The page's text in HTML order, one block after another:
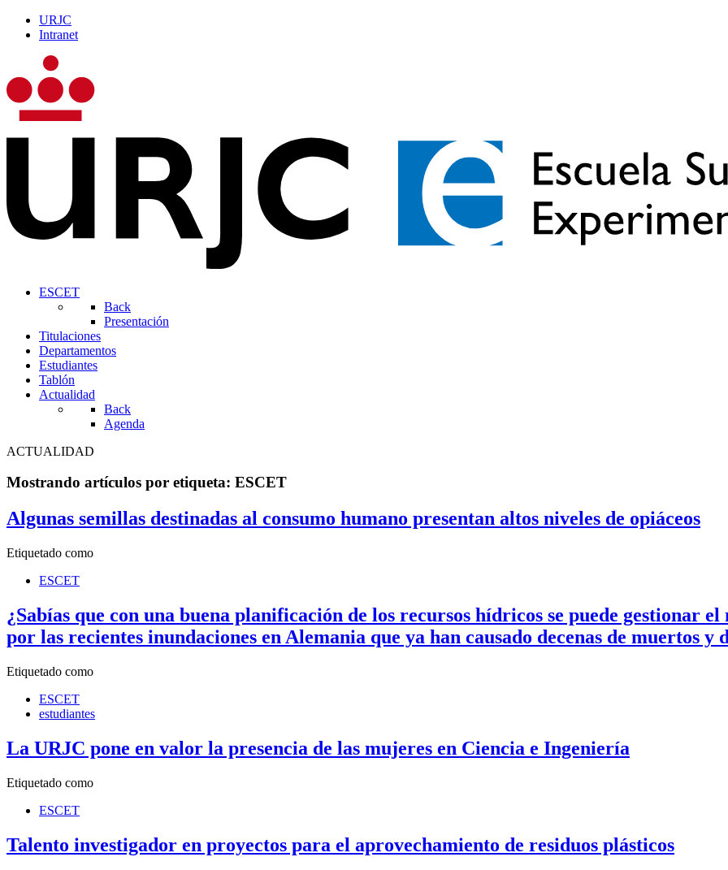
URJC
Intranet
ESCET
Back
Presentación
Titulaciones
Departamentos
Estudiantes
Tablón
Actualidad
Back
Agenda
ACTUALIDAD
Mostrando artículos por etiqueta: ESCET
Algunas semillas destinadas al consumo humano presentan altos niveles de opiáceos
Etiquetado como
ESCET
¿Sabías que con una buena planificación de los recursos hídricos se puede gestionar
por las recientes inundaciones en Alemania que ya han causado decenas de muertos y
Etiquetado como
ESCET
estudiantes
La URJC pone en valor la presencia de las mujeres en Ciencia e Ingeniería
Etiquetado como
ESCET
Talento investigador en proyectos para el aprovechamiento de residuos plásticos